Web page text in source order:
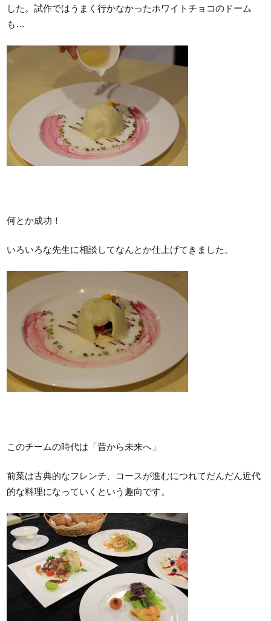
した。試作ではうまく行かなかったホワイトチョコのドーム
も…
何とか成功！
いろいろな先生に相談してなんとか仕上げてきました。
このチームの時代は「昔から未来へ」
前菜は古典的なフレンチ、コースが進むにつれてだんだん近代
的な料理になっていくという趣向です。